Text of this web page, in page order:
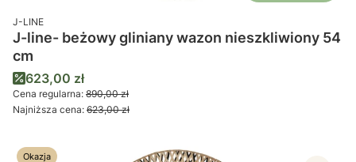
PRODUCENT
J-LINE
J-line- beżowy gliniany wazon nieszkliwiony 54
cm
Cena promocyjna
623,00 zł
Cena regularna: 890,00 zł
Najniższa cena: 623,00 zł
Okazja